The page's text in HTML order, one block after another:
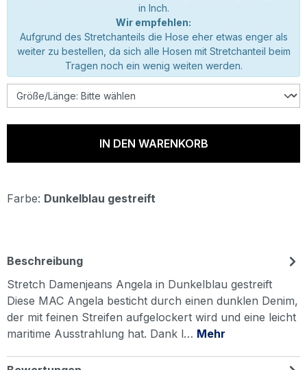
in Inch.
Wir empfehlen:
Aufgrund des Stretchanteils die Hose eher etwas enger als
weiter zu bestellen, da sich alle Hosen mit Stretchanteil beim
Tragen noch ein wenig weiten werden.
IN DEN WARENKORB
Farbe: Dunkelblau gestreift
Beschreibung
Stretch Damenjeans Angela in Dunkelblau gestreift
Diese MAC Angela besticht durch einen dunklen Denim,
der mit feinen Streifen aufgelockert wird und eine leicht
maritime Ausstrahlung hat. Dank l… Mehr